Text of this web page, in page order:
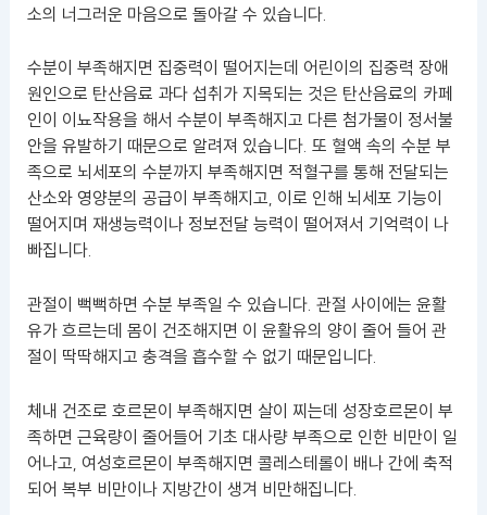
소의 너그러운 마음으로 돌아갈 수 있습니다.
수분이 부족해지면 집중력이 떨어지는데 어린이의 집중력 장애
원인으로 탄산음료 과다 섭취가 지목되는 것은 탄산음료의 카페
인이 이뇨작용을 해서 수분이 부족해지고 다른 첨가물이 정서불
안을 유발하기 때문으로 알려져 있습니다. 또 혈액 속의 수분 부
족으로 뇌세포의 수분까지 부족해지면 적혈구를 통해 전달되는
산소와 영양분의 공급이 부족해지고, 이로 인해 뇌세포 기능이
떨어지며 재생능력이나 정보전달 능력이 떨어져서 기억력이 나
빠집니다.
관절이 뻑뻑하면 수분 부족일 수 있습니다. 관절 사이에는 윤활
유가 흐르는데 몸이 건조해지면 이 윤활유의 양이 줄어 들어 관
절이 딱딱해지고 충격을 흡수할 수 없기 때문입니다.
체내 건조로 호르몬이 부족해지면 살이 찌는데 성장호르몬이 부
족하면 근육량이 줄어들어 기초 대사량 부족으로 인한 비만이 일
어나고, 여성호르몬이 부족해지면 콜레스테롤이 배나 간에 축적
되어 복부 비만이나 지방간이 생겨 비만해집니다.